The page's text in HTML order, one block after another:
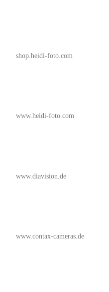
shop.heidi-foto.com
www.heidi-foto.com
www.diavision.de
www.contax-cameras.de